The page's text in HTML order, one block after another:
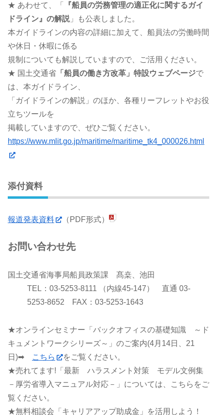
★ あわせて、「
『船員の労務管理の適正化に関するガイ
ドライン』の解説 」も公表しました。
本ガイドラインの内容の詳細に加えて、船員法の労働時間
や休日・休暇に係る
規制についても解説していますので、ご活用ください。
★ 国土交通省 「船員の働き方改革」特設ウェブページで
は、本ガイドライン、
「ガイドラインの解説」のほか、各種リーフレットやお役
立ちツールを
掲載していますので、ぜひご覧ください。
https://www.mlit.go.jp/maritime/maritime_tk4_000026.html
添付資料
報道発表資料 （PDF形式）
お問い合わせ先
国土交通省海事局船員政策課 髙桒、池田
TEL：03-5253-8111 （内線45-147） 直通 03-
5253-8652 FAX：03-5253-1643
★オンラインセミナー「バックオフィスの基礎知識 ～ド
キュメントワークシリーズ～」のご案内(4月14日、21
日)➡
こちら
をご覧ください。
★売れてます!「最新 ハラスメント対策 モデル文例集
－厚労省導入マニュアル対応－」については、こちらをご
覧ください。
★無料相談会「キャリアアップ助成金」を活用しよう！